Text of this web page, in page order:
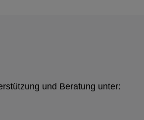
und Beratung unter: